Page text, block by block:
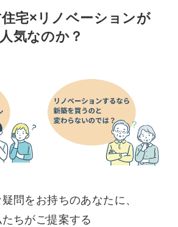
宅×リノベーションが
人気なのか？
問をお持ちのあなたに、
ちがご提案する